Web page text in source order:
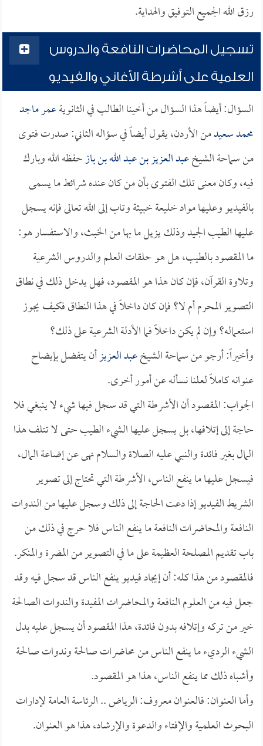
رزق الله الجميع التوفيق والهداية.
تسجيل المحاضرات النافعة والدروس
العلمية على أشرطة الأغاني والفيديو
السؤال: أيضاً هذا السؤال من أخينا الطالب في الثانويةعمر ماجد
محمد سعيدمن الأردن، يقول أيضاً في سؤاله الثاني: صدرت فتوى
من سماحة الشيخعبد العزيز بن عبد الله بن بازحفظه الله وبارك
فيه، وكان معنى تلك الفتوى بأن من كان عنده شرائط ما يسمى
بالفيديو وعليها مواد خليعة خبيثة وتاب إلى الله تعالى فإنه يسجل
عليها الطيب الجيد وذلك يزيل ما بها من الخبث، والاستفسار هو:
ما المقصود بالطيب، هل هو حلقات العلم والدروس الشرعية
وتلاوة القرآن، فإن كان هذا هو المقصود، فهل يدخل ذلك في نطاق
التصوير المحرم أم لا؟ فإن كان داخلاً في هذا النطاق فكيف يجوز
استعماله؟ وإن لم يكن داخلاً فما الأدلة الشرعية على ذلك؟
وأخيراً: أرجو من سماحة الشيخعبد العزيزأن يتفضل بإيضاح
عنوانه كاملاً لعلنا نسأله عن أمور أخرى.
الجواب: المقصود أن الأشرطة التي قد سجل فيها شيء لا ينبغي فلا
حاجة إلى إتلافها، بل يسجل عليها الشيء الطيب حتى لا تتلف هذا
المال بغير فائدة والنبي عليه الصلاة والسلام نهى عن إضاعة المال،
فيسجل عليها ما ينفع الناس، الأشرطة التي تحتاج إلى تصوير
الشريط الفيديو إذا دعت الحاجة إلى ذلك وسجل عليها من الندوات
النافعة والمحاضرات النافعة ما ينفع الناس فلا حرج في ذلك من
باب تقديم المصلحة العظيمة على ما في التصوير من المضرة والمنكر.
فالمقصود من هذا كله: أن إيجاد فيديو ينفع الناس قد سجل فيه وقد
جعل فيه من العلوم النافعة والمحاضرات المفيدة والندوات الصالحة
خير من تركه وإتلافه بدون فائدة، هذا المقصود أن يسجل عليه بدل
الشيء الرديء ما ينفع الناس من محاضرات صالحة وندوات صالحة
وأشباه ذلك مما ينفع الناس، هذا هو المقصود.
وأما العنوان: فالعنوان معروف: الرياض .. الرئاسة العامة لإدارات
البحوث العلمية والإفتاء والدعوة والإرشاد، هذا هو العنوان.